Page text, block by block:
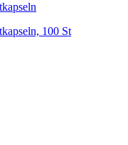
100 St